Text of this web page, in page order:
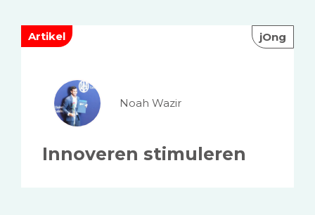
Artikel jOng
Noah Wazir
Innoveren stimuleren